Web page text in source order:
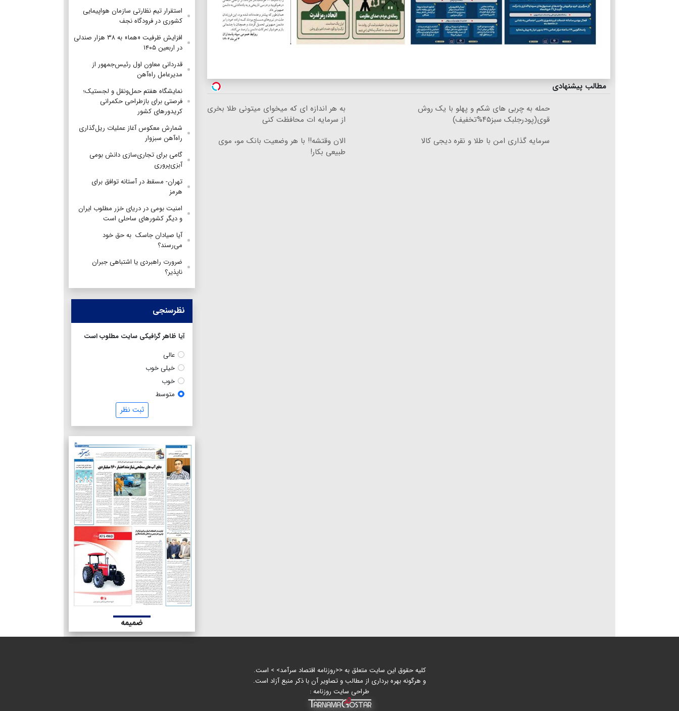
مطالب پیشنهادی
حمله به چربی های شکم و پهلو با یک روش
قوی(پودرجلبک سبز۴۵%تخفیف)
به هر اندازه ای که میخوای میتونی طلا بخری
از سرمایه ات محافظت کنی
سرمایه گذاری امن با طلا و نقره دیجی کالا
الان وقتشه‼️ با هر وضعیت بانک مو، موی
طبیعی بکار!
استقرار تیم‌ نظارتی سازمان هواپیمایی
کشوری در فرودگاه نجف
افزایش ظرفیت «هما» به ۳۸ هزار صندلی
در اربعین ۱۴۰۵
قدردانی معاون اول رئیس‌جمهور از
مدیرعامل راه‌آهن
نمایشگاه هفتم حمل‌ونقل و لجستیک؛
فرصتی برای بازطراحی حکمرانی
کریدورهای کشور
شمارش معکوس آغاز عملیات ریل‌گذاری
راه‌آهن سبزوار
گامی برای تجاری‌سازی دانش بومی
آبزی‌پروری
تهران- مسقط در آستانه توافق برای
هرمز
امنیت بومی در دریای خزر مطلوب ایران
و دیگر کشورهای ساحلی است
آیا صیادان جاسک به حق خود
می‌رسند؟
ضرورت راهبردی یا اشتباهی جبران
ناپذیر؟
نظرسنجی
آیا ظاهر گرافیکی سایت مطلوب است
عالی
خیلی خوب
خوب
متوسط
ثبت نظر
ضمیمه
کلیه حقوق این سایت متعلق به <<روزنامه اقتصاد سرآمد> > است.
و هرگونه بهره برداری از مطالب و تصاویر آن با ذکر منبع آزاد است.
طراحی سایت روزنامه :